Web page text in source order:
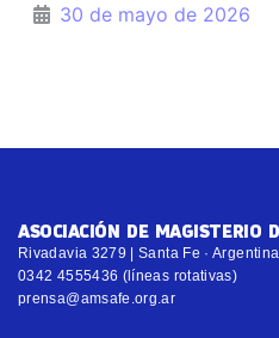
30 de mayo de 2026
ASOCIACIÓN DE MAGISTERIO
Rivadavia 3279 | Santa Fe · Argentina
0342 4555436 (líneas rotativas)
prensa@amsafe.org.ar